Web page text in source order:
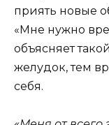
приять новые
«Мне нужно
объясняет
желудок, тем
себя.